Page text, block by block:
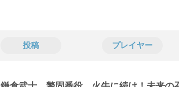
投稿 プレイヤー